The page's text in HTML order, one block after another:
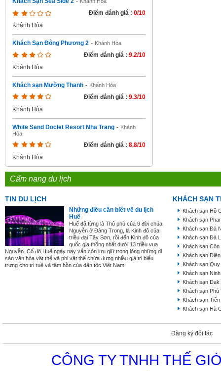
Điểm đánh giá : 0/10
Khánh Hòa
Khách Sạn Đông Phương 2 - Khánh Hòa
Điểm đánh giá : 9.2/10
Khánh Hòa
Khách sạn Mường Thanh - Khánh Hòa
Điểm đánh giá : 9.3/10
Khánh Hòa
White Sand Doclet Resort Nha Trang - Khánh
Hòa
Điểm đánh giá : 8.8/10
Khánh Hòa
Cẩm nang du lịch
TIN DU LỊCH
Những điều cần biết về du lịch
Huế
Huế đã từng là Thủ phủ của 9 đời chúa
Nguyễn ở Đàng Trong, là Kinh đô của
triều đại Tây Sơn, rồi đến Kinh đô của
quốc gia thống nhất dưới 13 triều vua
Nguyễn. Cố đô Huế ngày nay vẫn còn lưu giữ trong lòng những di
sản văn hóa vật thể và phi vật thể chứa đựng nhiều giá trị biểu
trưng cho trí tuệ và tâm hồn của dân tộc Việt Nam.
KHÁCH SẠN
Khách sạn Hồ
Khách sạn
Khách sạn Đà
Khách sạn Đà
Khách sạn
Khách sạn
Khách sạn
Khách sạn
Khách sạn Dak
Khách sạn Phú
Khách sạn
Khách sạn Hà
Đăng ký đối tác
CÔNG TY TNHH THẾ